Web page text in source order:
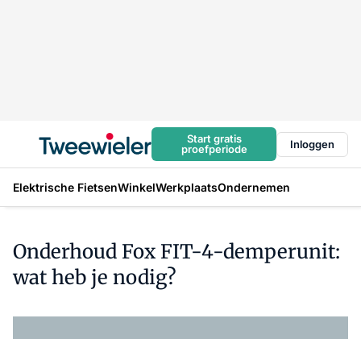
Start gratis
proefperiode
Inloggen
Elektrische FietsenWinkelWerkplaatsOndernemen
Onderhoud Fox FIT-4-demperunit:
wat heb je nodig?